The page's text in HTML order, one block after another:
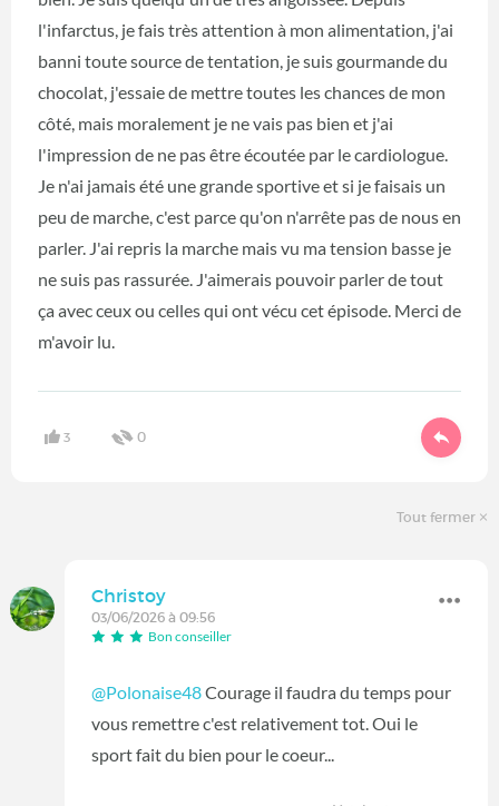
l'infarctus, je fais très attention à mon alimentation, j'ai
banni toute source de tentation, je suis gourmande du
chocolat, j'essaie de mettre toutes les chances de mon
côté, mais moralement je ne vais pas bien et j'ai
l'impression de ne pas être écoutée par le cardiologue.
Je n'ai jamais été une grande sportive et si je faisais un
peu de marche, c'est parce qu'on n'arrête pas de nous en
parler. J'ai repris la marche mais vu ma tension basse je
ne suis pas rassurée. J'aimerais pouvoir parler de tout
ça avec ceux ou celles qui ont vécu cet épisode. Merci de
m'avoir lu.
3 0
Tout fermer
Christoy
03/06/2026 à 09:56
Bon conseiller
@Polonaise48Courage il faudra du temps pour
vous remettre c'est relativement tot. Oui le
sport fait du bien pour le coeur...